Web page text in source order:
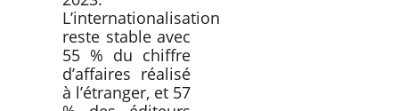
L’internationalisation
reste stable avec
55 % du chiffre
d’affaires réalisé
à l’étranger, et 57